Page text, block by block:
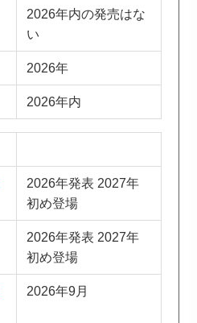
2026年内の発売はな
い
2026年
2026年内
2026年発表 2027年
初め登場
2026年発表 2027年
初め登場
2026年9月